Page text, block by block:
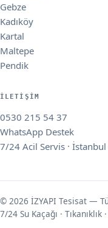
Gebze
Kadıköy
Kartal
Maltepe
Pendik
İLETIŞIM
0530 215 54 37
WhatsApp Destek
7/24 Acil Servis · İstanbul
© 2026 İZYAPI Tesisat —
7/24 Su Kaçağı ·